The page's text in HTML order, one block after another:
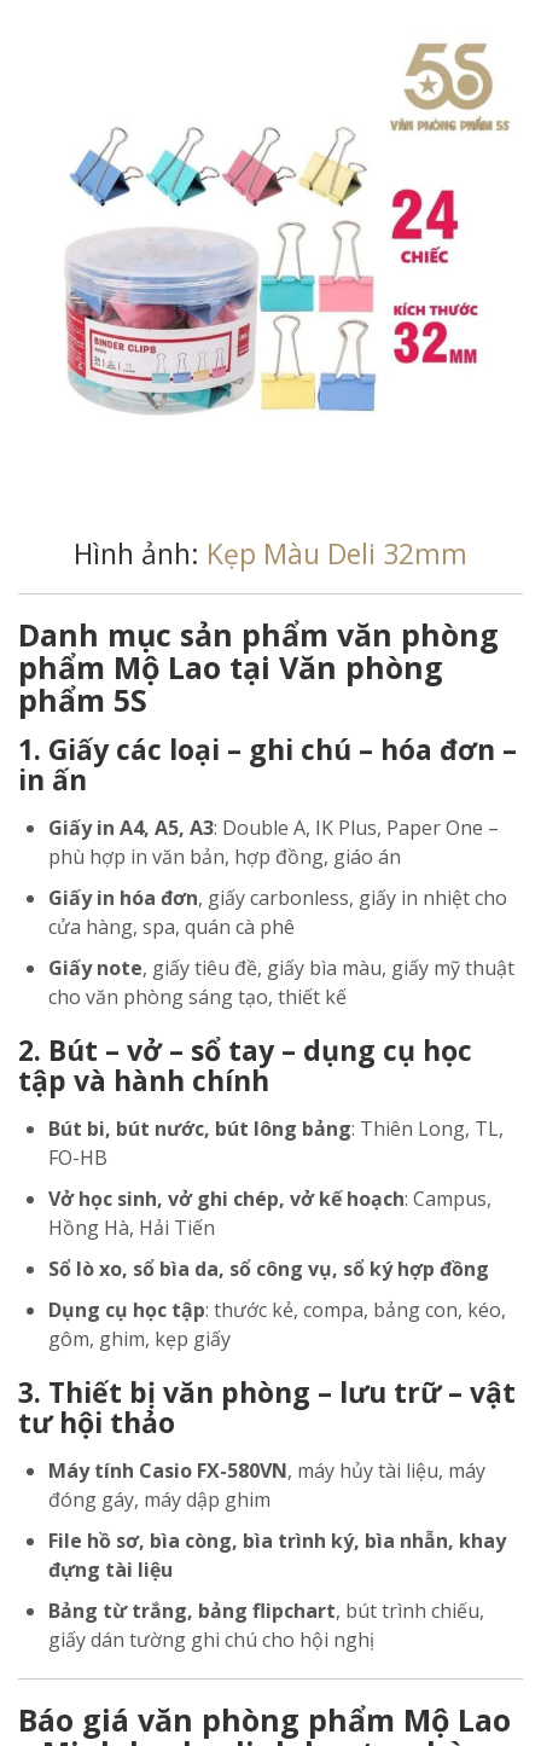
Hình ảnh: Kẹp Màu Deli 32mm
Danh mục sản phẩm văn phòng
phẩm Mộ Lao tại Văn phòng
phẩm 5S
1. Giấy các loại – ghi chú – hóa đơn –
in ấn
Giấy in A4, A5, A3: Double A, IK Plus, Paper One –
phù hợp in văn bản, hợp đồng, giáo án
Giấy in hóa đơn, giấy carbonless, giấy in nhiệt cho
cửa hàng, spa, quán cà phê
Giấy note, giấy tiêu đề, giấy bìa màu, giấy mỹ thuật
cho văn phòng sáng tạo, thiết kế
2. Bút – vở – sổ tay – dụng cụ học
tập và hành chính
Bút bi, bút nước, bút lông bảng: Thiên Long, TL,
FO-HB
Vở học sinh, vở ghi chép, vở kế hoạch: Campus,
Hồng Hà, Hải Tiến
Sổ lò xo, sổ bìa da, sổ công vụ, sổ ký hợp đồng
Dụng cụ học tập: thước kẻ, compa, bảng con, kéo,
gôm, ghim, kẹp giấy
3. Thiết bị văn phòng – lưu trữ – vật
tư hội thảo
Máy tính Casio FX-580VN, máy hủy tài liệu, máy
đóng gáy, máy dập ghim
File hồ sơ, bìa còng, bìa trình ký, bìa nhẫn, khay
đựng tài liệu
Bảng từ trắng, bảng flipchart, bút trình chiếu,
giấy dán tường ghi chú cho hội nghị
Báo giá văn phòng phẩm Mộ Lao